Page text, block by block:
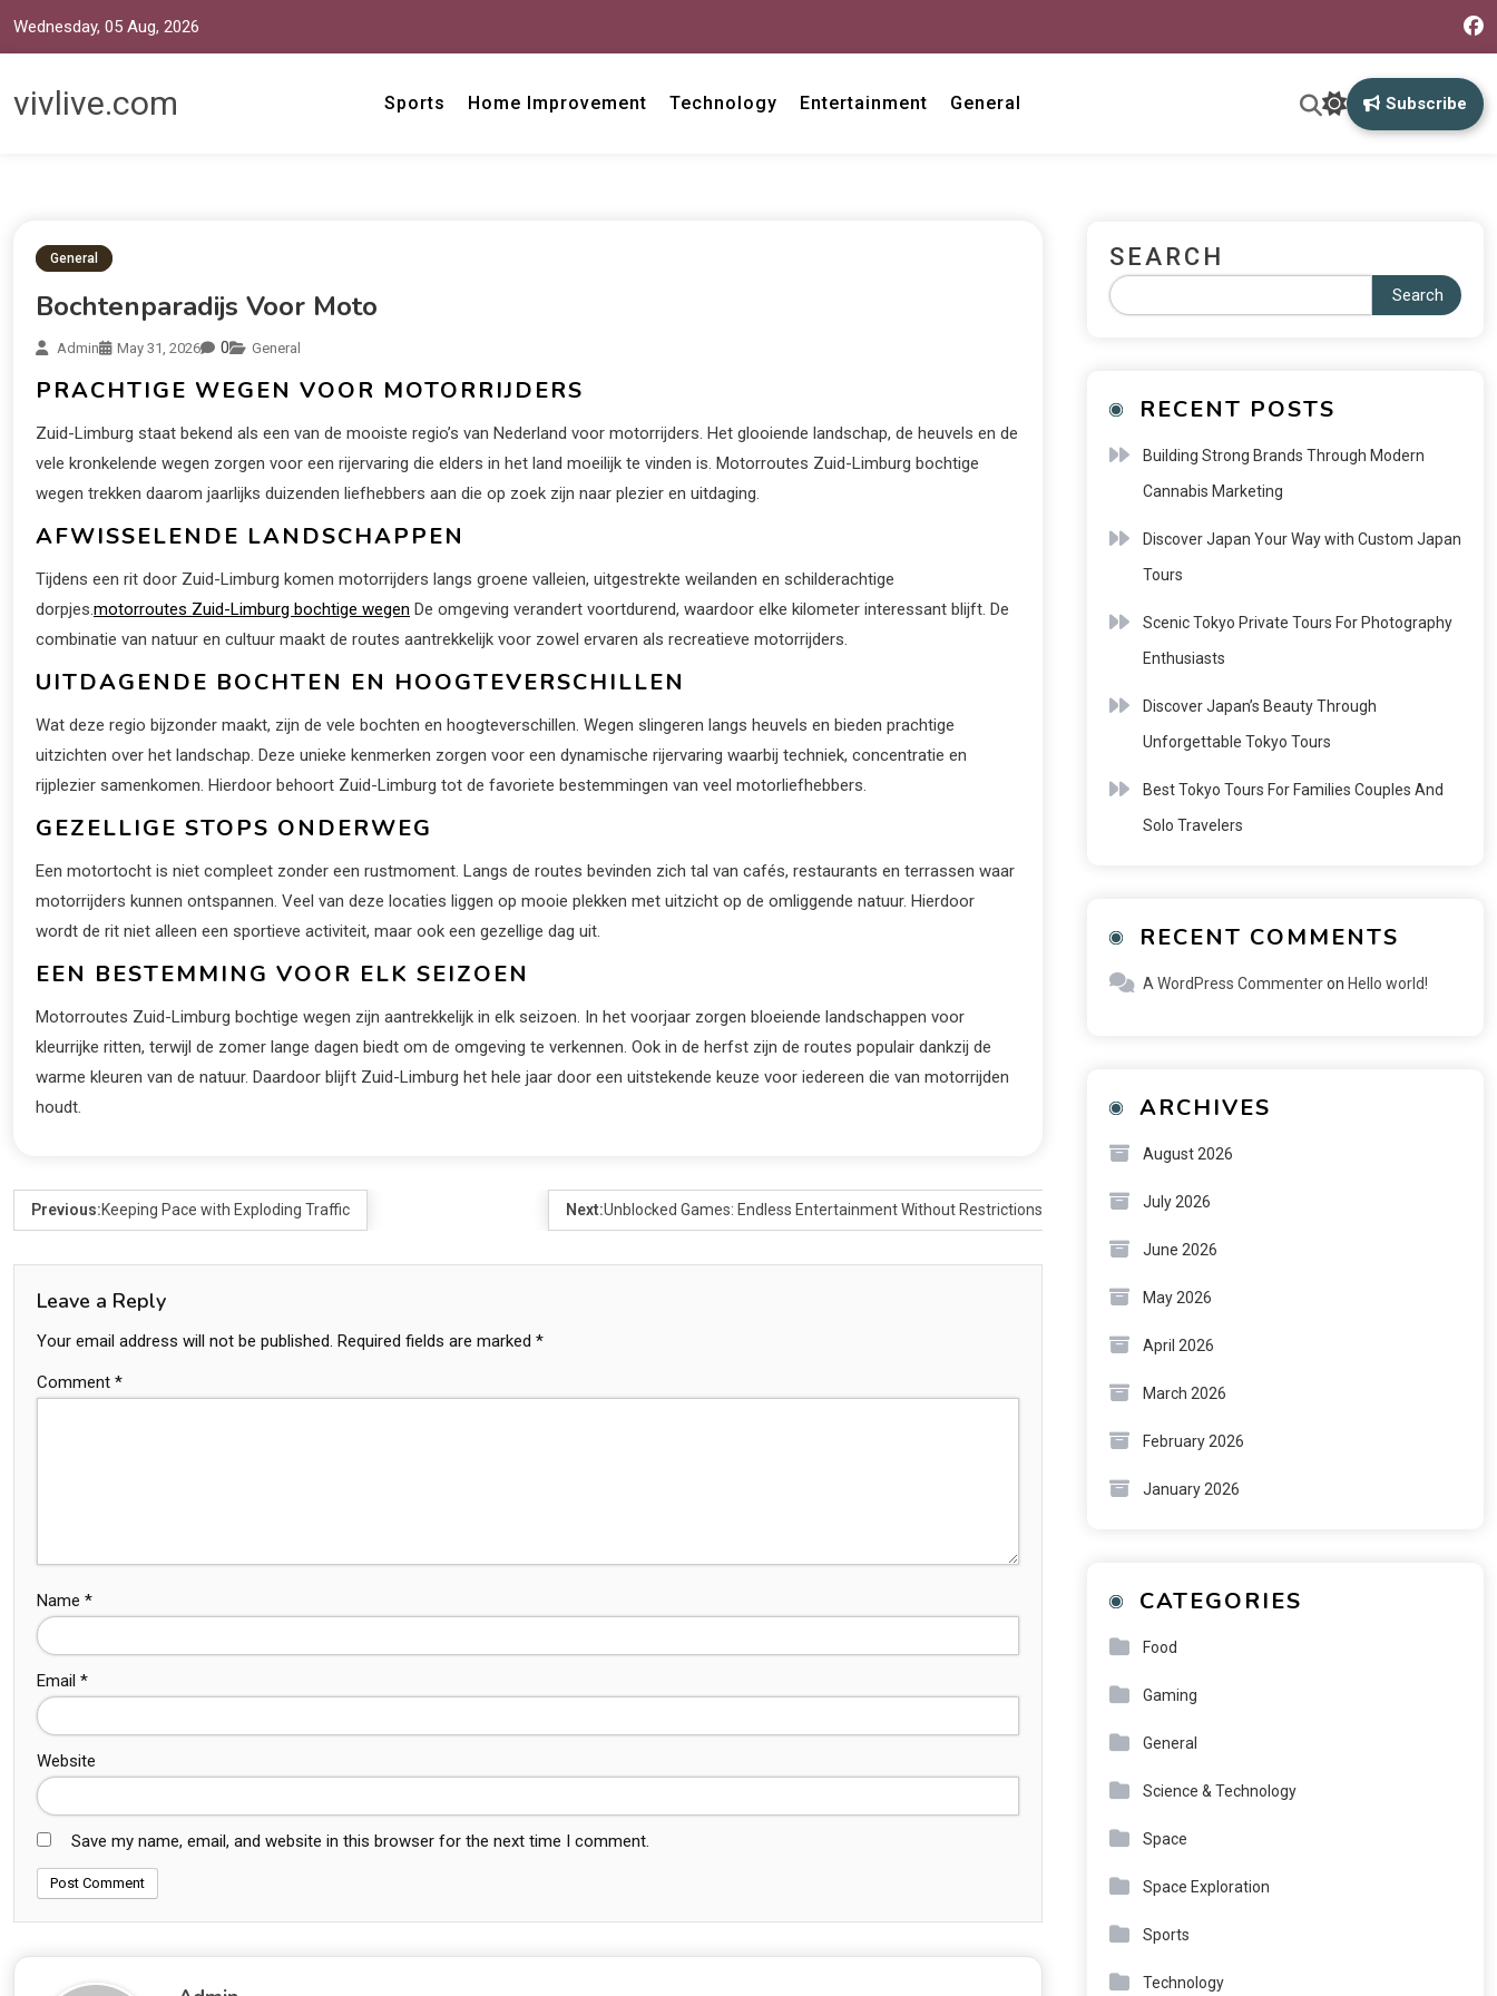
Wednesday, 05 Aug, 2026
vivlive.com Sports Home Improvement Technology Entertainment General Subscribe
General
Bochtenparadijs Voor Moto
Admin May 31, 2026 0 General
PRACHTIGE WEGEN VOOR MOTORRIJDERS
Zuid-Limburg staat bekend als een van de mooiste regio’s van Nederland voor motorrijders. Het glooiende landschap, de heuvels en de
vele kronkelende wegen zorgen voor een rijervaring die elders in het land moeilijk te vinden is. Motorroutes Zuid-Limburg bochtige
wegen trekken daarom jaarlijks duizenden liefhebbers aan die op zoek zijn naar plezier en uitdaging.
AFWISSELENDE LANDSCHAPPEN
Tijdens een rit door Zuid-Limburg komen motorrijders langs groene valleien, uitgestrekte weilanden en schilderachtige
dorpjes.motorroutes Zuid-Limburg bochtige wegen De omgeving verandert voortdurend, waardoor elke kilometer interessant blijft. De
combinatie van natuur en cultuur maakt de routes aantrekkelijk voor zowel ervaren als recreatieve motorrijders.
UITDAGENDE BOCHTEN EN HOOGTEVERSCHILLEN
Wat deze regio bijzonder maakt, zijn de vele bochten en hoogteverschillen. Wegen slingeren langs heuvels en bieden prachtige
uitzichten over het landschap. Deze unieke kenmerken zorgen voor een dynamische rijervaring waarbij techniek, concentratie en
rijplezier samenkomen. Hierdoor behoort Zuid-Limburg tot de favoriete bestemmingen van veel motorliefhebbers.
GEZELLIGE STOPS ONDERWEG
Een motortocht is niet compleet zonder een rustmoment. Langs de routes bevinden zich tal van cafés, restaurants en terrassen waar
motorrijders kunnen ontspannen. Veel van deze locaties liggen op mooie plekken met uitzicht op de omliggende natuur. Hierdoor
wordt de rit niet alleen een sportieve activiteit, maar ook een gezellige dag uit.
EEN BESTEMMING VOOR ELK SEIZOEN
Motorroutes Zuid-Limburg bochtige wegen zijn aantrekkelijk in elk seizoen. In het voorjaar zorgen bloeiende landschappen voor
kleurrijke ritten, terwijl de zomer lange dagen biedt om de omgeving te verkennen. Ook in de herfst zijn de routes populair dankzij de
warme kleuren van de natuur. Daardoor blijft Zuid-Limburg het hele jaar door een uitstekende keuze voor iedereen die van motorrijden
houdt.
Previous:Keeping Pace with Exploding Traffic Next:Unblocked Games: Endless Entertainment Without Restrictions
Leave a Reply
Your email address will not be published. Required fields are marked *
Comment *
Name *
Email *
Website
Save my name, email, and website in this browser for the next time I comment.
SEARCH
Search
RECENT POSTS
Building Strong Brands Through Modern
Cannabis Marketing
Discover Japan Your Way with Custom Japan
Tours
Scenic Tokyo Private Tours For Photography
Enthusiasts
Discover Japan’s Beauty Through
Unforgettable Tokyo Tours
Best Tokyo Tours For Families Couples And
Solo Travelers
RECENT COMMENTS
A WordPress Commenteron Hello world!
ARCHIVES
August 2026
July 2026
June 2026
May 2026
April 2026
March 2026
February 2026
January 2026
CATEGORIES
Food
Gaming
General
Science & Technology
Space
Space Exploration
Sports
Technology